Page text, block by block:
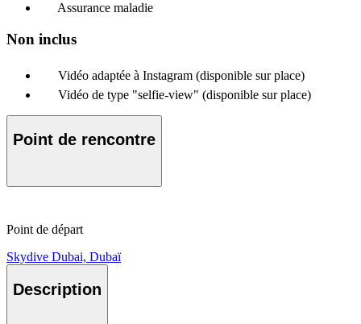
Assurance maladie
Non inclus
Vidéo adaptée à Instagram (disponible sur place)
Vidéo de type "selfie-view" (disponible sur place)
Point de rencontre
Point de départ
Skydive Dubai, Dubaï
Description